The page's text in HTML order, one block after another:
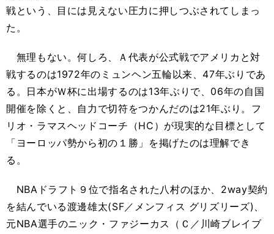
戦という、目には見えない圧力に押しつぶされてしまっ
た。
無理もない。何しろ、Ａ代表が公式戦でアメリカと対
戦するのは1972年のミュンヘン五輪以来、47年ぶりであ
る。日本がＷ杯に出場するのは13年ぶりで、06年の自国
開催を除くと、自力で切符をつかんだのは21年ぶり。フ
リオ・ラマスヘッドコーチ（HC）が現実的な目標として
「ヨーロッパ勢から初の１勝」を掲げたのは理解でき
る。
NBAドラフト９位で指名された八村のほか、2way契約
を結んでいる渡邊雄太(SF／メンフィス グリズリーズ)、
元NBA選手のニック・ファジーカス（Ｃ／川崎ブレイブ